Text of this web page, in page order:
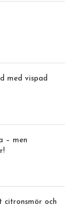
med vispad
– men
citronsmör och